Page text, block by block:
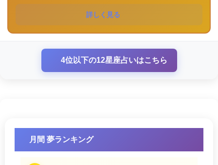
詳しく見る
4位以下の12星座占いはこちら
月間 夢ランキング